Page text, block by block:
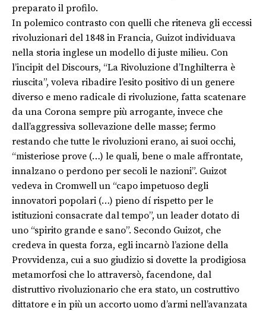
preparato il profilo.
In polemico contrasto con quelli che riteneva gli eccessi
rivoluzionari del 1848 in Francia, Guizot individuava
nella storia inglese un modello di juste milieu. Con
l’incipit del Discours, “La Rivoluzione d’Inghilterra è
riuscita”, voleva ribadire l’esito positivo di un genere
diverso e meno radicale di rivoluzione, fatta scatenare
da una Corona sempre più arrogante, invece che
dall’aggressiva sollevazione delle masse; fermo
restando che tutte le rivoluzioni erano, ai suoi occhi,
“misteriose prove (…) le quali, bene o male affrontate,
innalzano o perdono per secoli le nazioni”. Guizot
vedeva in Cromwell un “capo impetuoso degli
innovatori popolari (…) pieno dí rispetto per le
istituzioni consacrate dal tempo”, un leader dotato di
uno “spirito grande e sano”. Secondo Guizot, che
credeva in questa forza, egli incarnò l’azione della
Provvidenza, cui a suo giudizio si dovette la prodigiosa
metamorfosi che lo attraversò, facendone, dal
distruttivo rivoluzionario che era stato, un costruttivo
dittatore e in più un accorto uomo d’armi nell’avanzata